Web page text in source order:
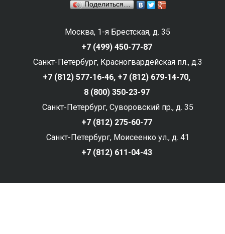
Поделиться…
Москва, 1-я Брестская, д. 35
+7 (499) 450-77-87
Санкт-Петербург, Красногвардейская пл., д.3
+7 (812) 577-16-46, +7 (812) 679-14-70,
8 (800) 350-23-97
Санкт-Петербург, Суворовский пр., д. 35
+7 (812) 275-60-77
Санкт-Петербург, Моисеенко ул., д. 41
+7 (812) 611-04-43